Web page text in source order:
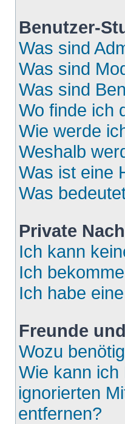
Benutzer-
Was sind
Was sind
Was sind
Wo finde ich
Wie werde
Weshalb
Was ist eine
Was
Private
Ich kann
Ich
Ich habe
Freunde
Wozu
Wie kann
ignorierten
entfernen?